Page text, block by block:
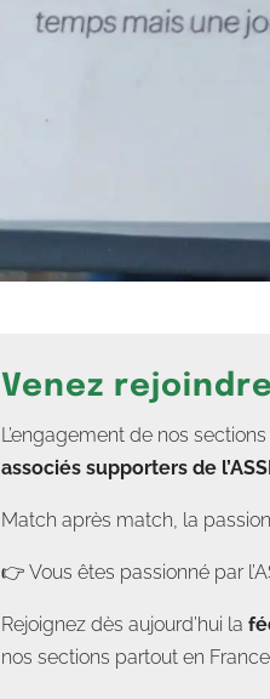
Venez
L’engagement de nos
associés supporters de
Match après match, la
👉 Vous êtes passionné par
Rejoignez dès aujourd’hui la
nos sections partout en